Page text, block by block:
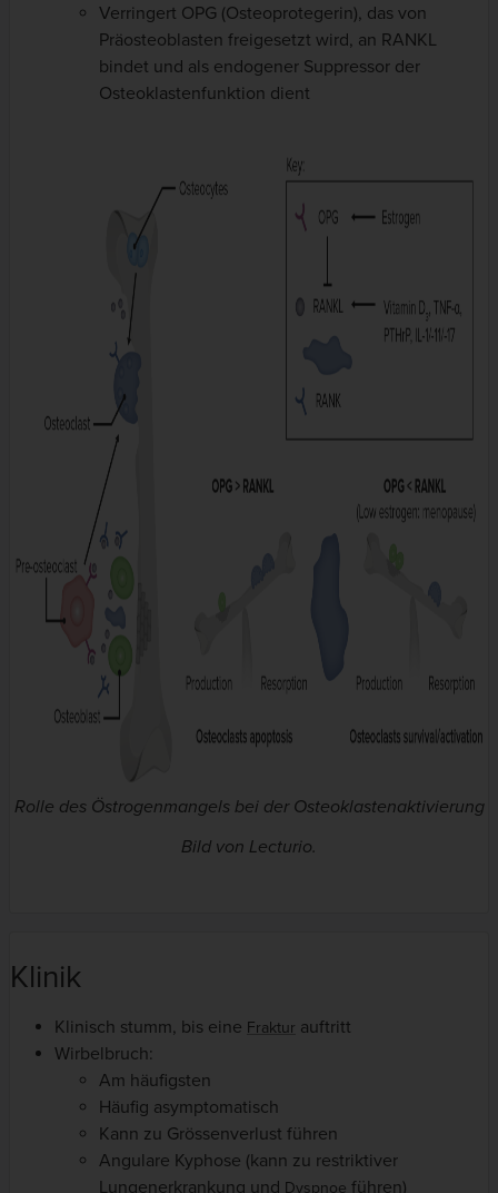
Verringert OPG (Osteoprotegerin), das von
Präosteoblasten freigesetzt wird, an RANKL
bindet und als endogener Suppressor der
Osteoklastenfunktion dient
Rolle des Östrogenmangels bei der Osteoklastenaktivierung
Bild von Lecturio.
Klinik
Klinisch stumm, bis eine Fraktur auftritt
Wirbelbruch:
Am häufigsten
Häufig asymptomatisch
Kann zu Grössenverlust führen
Angulare Kyphose (kann zu restriktiver
Lungenerkrankung und Dyspnoe führen)